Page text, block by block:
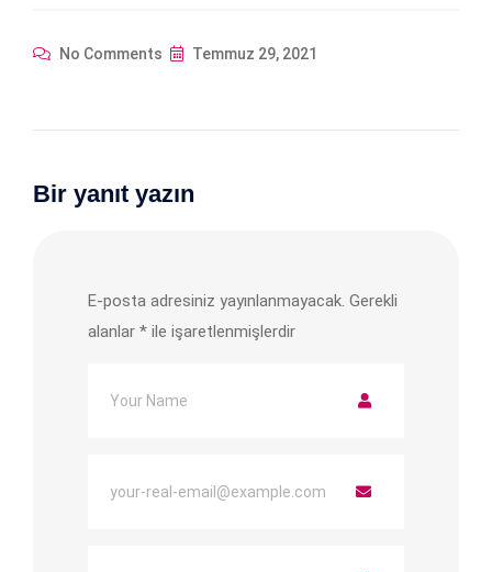
No Comments Temmuz 29, 2021
Bir yanıt yazın
E-posta adresiniz yayınlanmayacak. Gerekli
alanlar * ile işaretlenmişlerdir